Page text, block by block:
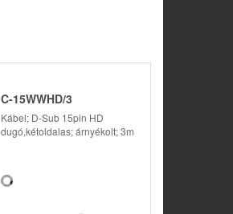
C-15WWHD/3
Kábel; D-Sub 15pin HD
dugó,kétoldalas; árnyékolt; 3m